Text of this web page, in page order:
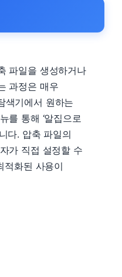
파일을 생성하거나
과정은 매우
색기에서 원하는
를 통해 ‘알집으로
다. 압축 파일의
가 직접 설정할 수
적화된 사용이